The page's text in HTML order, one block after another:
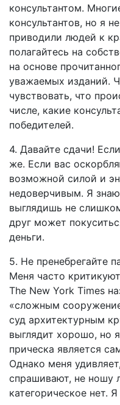
консультантом.
консультантов, но я
приводили людей к
полагайтесь на
на основе
уважаемых изданий.
чувствовать, что
числе, какие
победителей.
4. Давайте сдачи!
же. Если вас
возможной силой и
недоверчивым. Я
выглядишь не
друг может
деньги.
5. Не пренебрегайте
Меня часто
The New York Times
«сложным
суд архитектурным
выглядит хорошо, но
прическа является
Однако меня
спрашивают, не ношу
категорическое нет.